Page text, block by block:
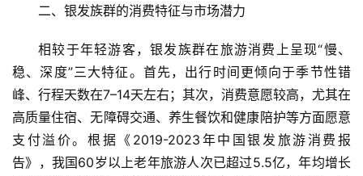
二、银发族群的消费特征与市场潜力
相较于年轻游客，银发族群在旅游消费上呈现“慢、
稳、深度”三大特征。首先，出行时间更倾向于季节性错
峰、行程天数在7–14天左右；其次，消费意愿较高，尤其在
高质量住宿、无障碍交通、养生餐饮和健康陪护等方面愿意
支付溢价。根据《2019-2023年中国银发旅游消费报
告》，我国60岁以上老年旅游人次已超过5.5亿，年均增长